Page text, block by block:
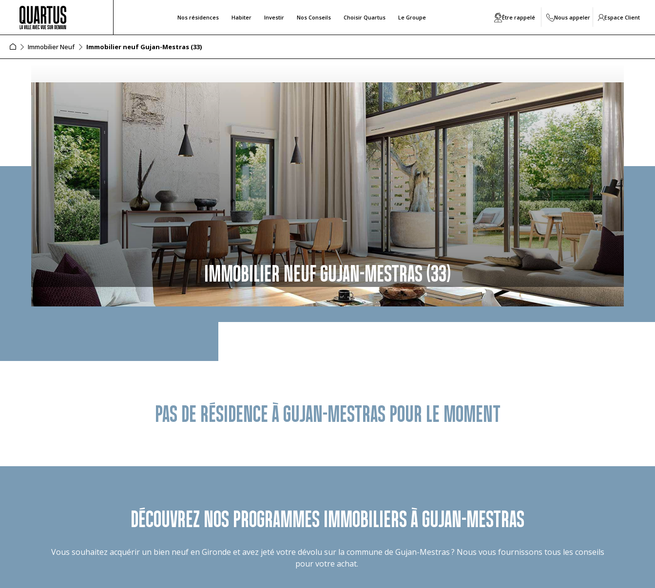
Nos résidences Habiter Investir Nos Conseils Choisir Quartus Le Groupe Être rappelé Nous appeler Espace Client
Immobilier Neuf Immobilier neuf Gujan-Mestras (33)
IMMOBILIER NEUF GUJAN-MESTRAS (33)
PAS DE RÉSIDENCE À GUJAN-MESTRAS POUR LE MOMENT
DÉCOUVREZ NOS PROGRAMMES IMMOBILIERS À GUJAN-MESTRAS
Vous souhaitez acquérir un bien neuf en Gironde et avez jeté votre dévolu sur la commune de Gujan-Mestras ? Nous vous fournissons tous les conseils
pour votre achat.